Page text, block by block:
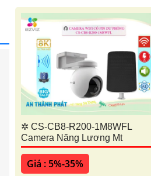
✲ CS-CB8-R200-1M8WFL
Camera Năng Lương Mt
Giá : 5%-35%